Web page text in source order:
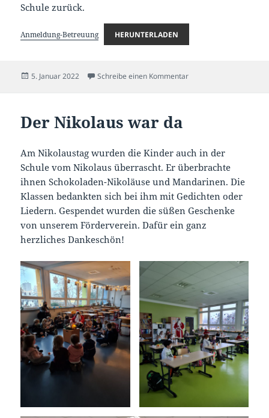
Schule zurück.
Anmeldung-Betreuung HERUNTERLADEN
Veröffentlicht
5. Januar 2022 Schreibe einen Kommentarzu Anmeldung zu
Der Nikolaus war da
Am Nikolaustag wurden die Kinder auch in der
Schule vom Nikolaus überrascht. Er überbrachte
ihnen Schokoladen-Nikoläuse und Mandarinen. Die
Klassen bedankten sich bei ihm mit Gedichten oder
Liedern. Gespendet wurden die süßen Geschenke
von unserem Förderverein. Dafür ein ganz
herzliches Dankeschön!